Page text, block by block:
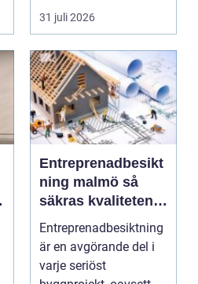
säljas billi...
31 juli 2026
Entreprenadbesikt
ning malmö så
säkras kvaliteten i
byggprojekt
Entreprenadbesiktning
är en avgörande del i
varje seriöst